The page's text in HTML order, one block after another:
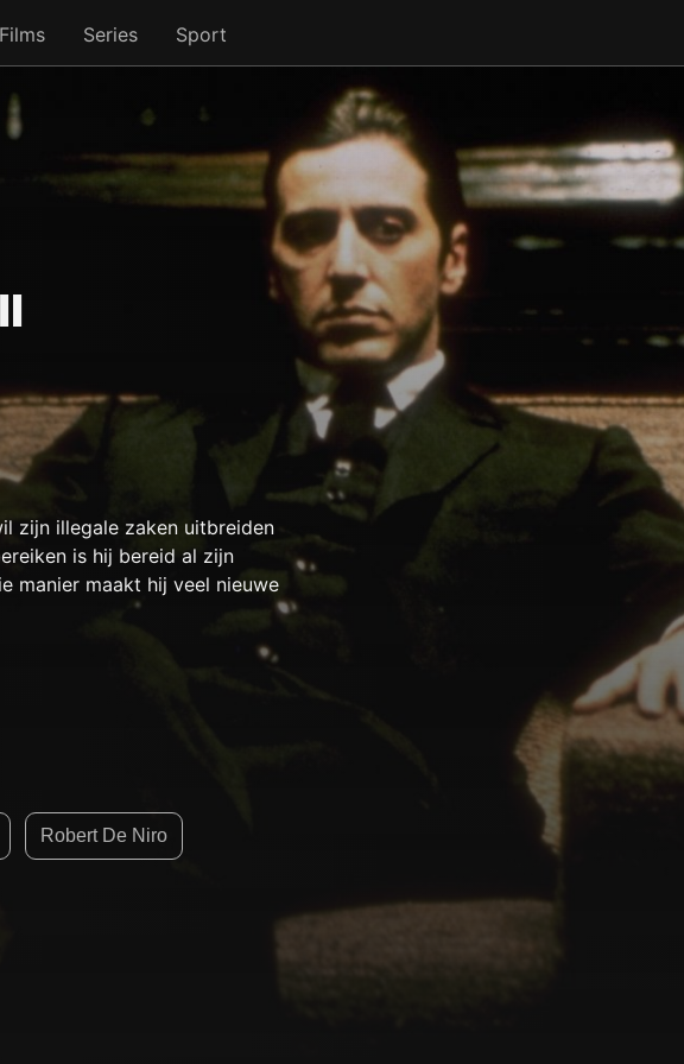
Films Series Sport
zijn illegale zaken uitbreiden
is hij bereid al zijn
manier maakt hij veel nieuwe
Robert De Niro